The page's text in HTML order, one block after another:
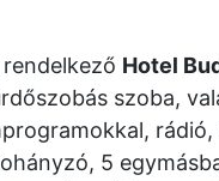
Hotel
szoba,
5